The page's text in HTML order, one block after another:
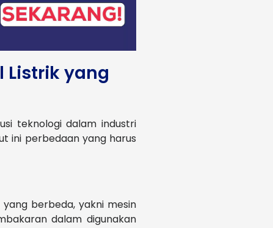
Listrik yang
teknologi dalam industri
ini perbedaan yang harus
berbeda, yakni mesin
dalam digunakan